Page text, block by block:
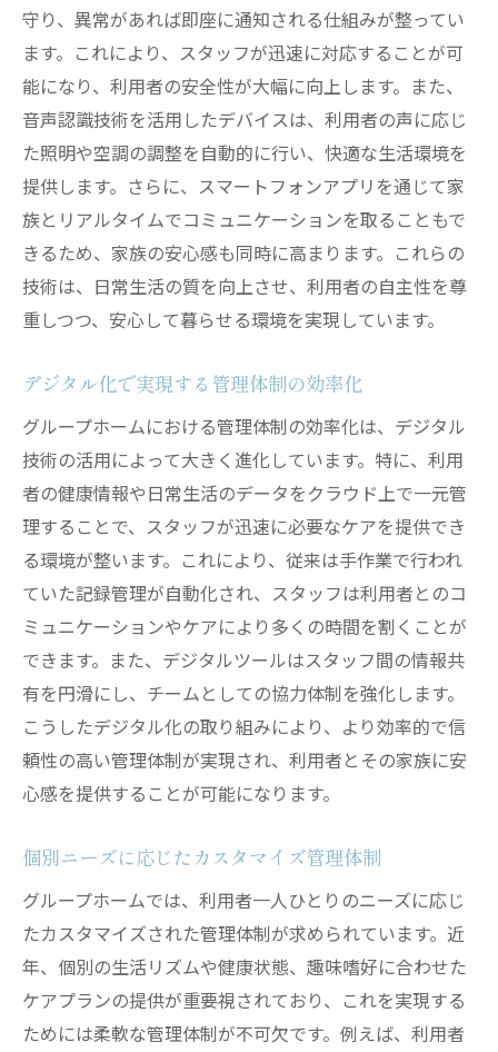
守り、異常があれば即座に通知される仕組みが整ってい
ます。これにより、スタッフが迅速に対応することが可
能になり、利用者の安全性が大幅に向上します。また、
音声認識技術を活用したデバイスは、利用者の声に応じ
た照明や空調の調整を自動的に行い、快適な生活環境を
提供します。さらに、スマートフォンアプリを通じて家
族とリアルタイムでコミュニケーションを取ることもで
きるため、家族の安心感も同時に高まります。これらの
技術は、日常生活の質を向上させ、利用者の自主性を尊
重しつつ、安心して暮らせる環境を実現しています。
デジタル化で実現する管理体制の効率化
グループホームにおける管理体制の効率化は、デジタル
技術の活用によって大きく進化しています。特に、利用
者の健康情報や日常生活のデータをクラウド上で一元管
理することで、スタッフが迅速に必要なケアを提供でき
る環境が整います。これにより、従来は手作業で行われ
ていた記録管理が自動化され、スタッフは利用者とのコ
ミュニケーションやケアにより多くの時間を割くことが
できます。また、デジタルツールはスタッフ間の情報共
有を円滑にし、チームとしての協力体制を強化します。
こうしたデジタル化の取り組みにより、より効率的で信
頼性の高い管理体制が実現され、利用者とその家族に安
心感を提供することが可能になります。
個別ニーズに応じたカスタマイズ管理体制
グループホームでは、利用者一人ひとりのニーズに応じ
たカスタマイズされた管理体制が求められています。近
年、個別の生活リズムや健康状態、趣味嗜好に合わせた
ケアプランの提供が重要視されており、これを実現する
ためには柔軟な管理体制が不可欠です。例えば、利用者